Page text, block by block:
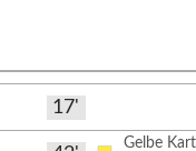
17'
Gelbe